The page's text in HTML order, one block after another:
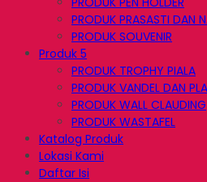
PRODUK PRASASTI DAN
PRODUK SOUVENIR
Produk 5
PRODUK TROPHY PIALA
PRODUK VANDEL DAN
PRODUK WALL CLAUDING
PRODUK WASTAFEL
Katalog Produk
Lokasi Kami
Daftar Isi